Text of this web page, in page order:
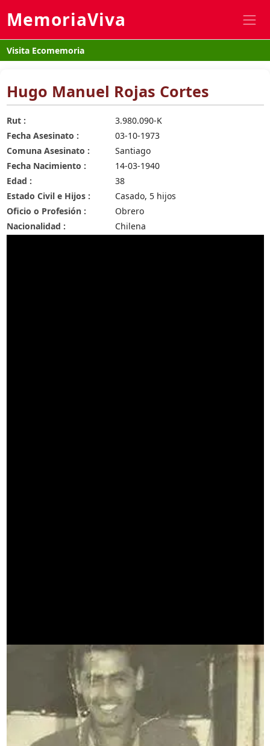
MemoriaViva
Visita Ecomemoria
Hugo Manuel Rojas Cortes
Rut :
3.980.090-K
Fecha Asesinato :
03-10-1973
Comuna Asesinato :
Santiago
Fecha Nacimiento :
14-03-1940
Edad :
38
Estado Civil e Hijos :
Casado, 5 hijos
Oficio o Profesión :
Obrero
Nacionalidad :
Chilena